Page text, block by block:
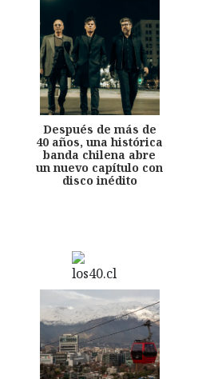
Después de más de
40 años, una histórica
banda chilena abre
un nuevo capítulo con
disco inédito